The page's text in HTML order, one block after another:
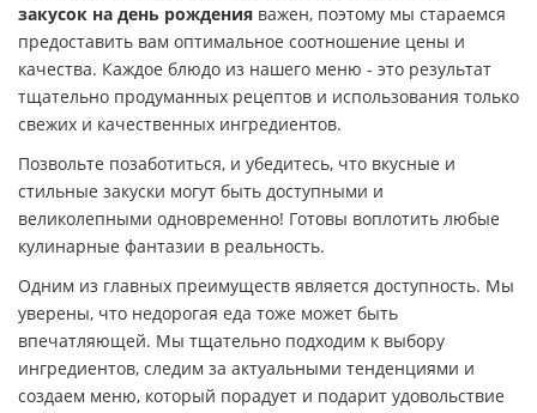
закусок на день рождения важен, поэтому мы стараемся
предоставить вам оптимальное соотношение цены и
качества. Каждое блюдо из нашего меню - это результат
тщательно продуманных рецептов и использования только
свежих и качественных ингредиентов.
Позвольте позаботиться, и убедитесь, что вкусные и
стильные закуски могут быть доступными и
великолепными одновременно! Готовы воплотить любые
кулинарные фантазии в реальность.
Одним из главных преимуществ является доступность. Мы
уверены, что недорогая еда тоже может быть
впечатляющей. Мы тщательно подходим к выбору
ингредиентов, следим за актуальными тенденциями и
создаем меню, который порадует и подарит удовольствие